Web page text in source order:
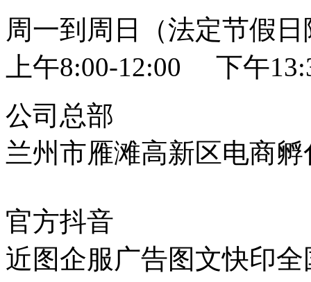
周一到周日（法定节假
上午8:00-12:00 下午
公司总部
兰州市雁滩高新区电商孵
官方抖音
近图企服广告图文快印全